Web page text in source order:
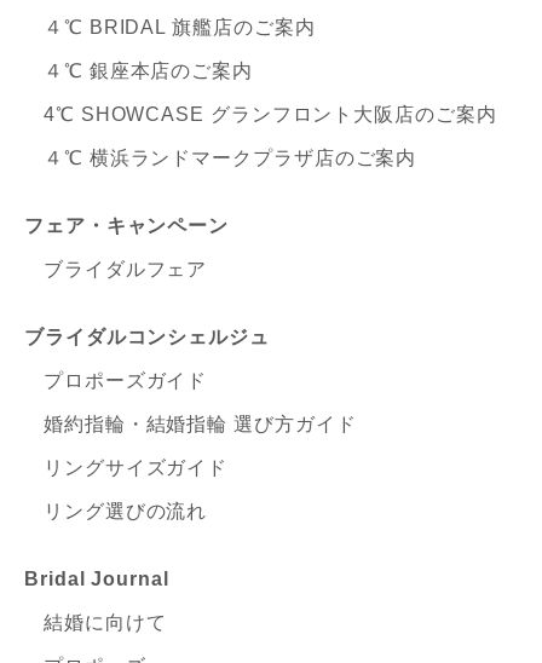
４℃ BRIDAL 旗艦店のご案内
４℃ 銀座本店のご案内
4℃ SHOWCASE グランフロント大阪店のご案内
４℃ 横浜ランドマークプラザ店のご案内
フェア・キャンペーン
ブライダルフェア
ブライダルコンシェルジュ
プロポーズガイド
婚約指輪・結婚指輪 選び方ガイド
リングサイズガイド
リング選びの流れ
Bridal Journal
結婚に向けて